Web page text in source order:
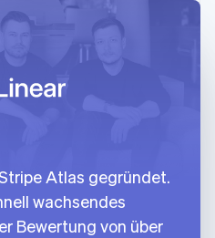
Atlas gegründet.
wachsendes
Bewertung von über